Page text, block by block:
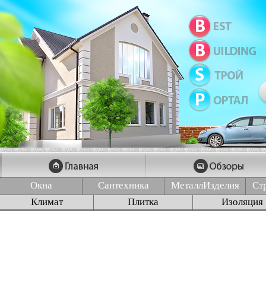
Окна Сантехника МеталлИзделия
Климат
Плитка Изоляция